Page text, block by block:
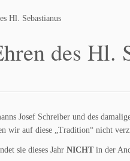
Hl. Sebastianus
des Hl.
Josef Schreiber und des
wir auf diese „Tradition“ nicht
sie dieses Jahr NICHT in der